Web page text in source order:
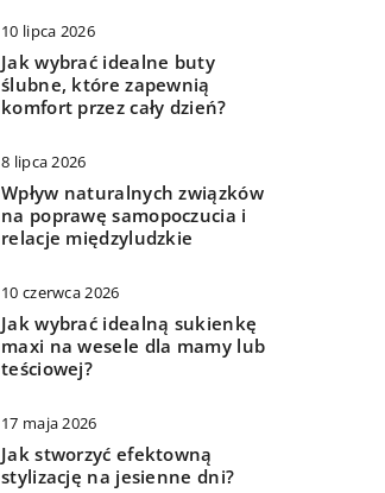
10 lipca 2026
Jak wybrać idealne buty
ślubne, które zapewnią
komfort przez cały dzień?
8 lipca 2026
Wpływ naturalnych związków
na poprawę samopoczucia i
relacje międzyludzkie
10 czerwca 2026
Jak wybrać idealną sukienkę
maxi na wesele dla mamy lub
teściowej?
17 maja 2026
Jak stworzyć efektowną
stylizację na jesienne dni?